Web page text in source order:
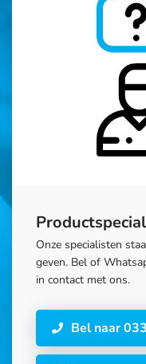
Onze specialisten
geven. Bel of
in contact met ons.
Bel naar